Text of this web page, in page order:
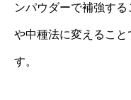
ンパウダーで補強す
や中種法に変えること
す。